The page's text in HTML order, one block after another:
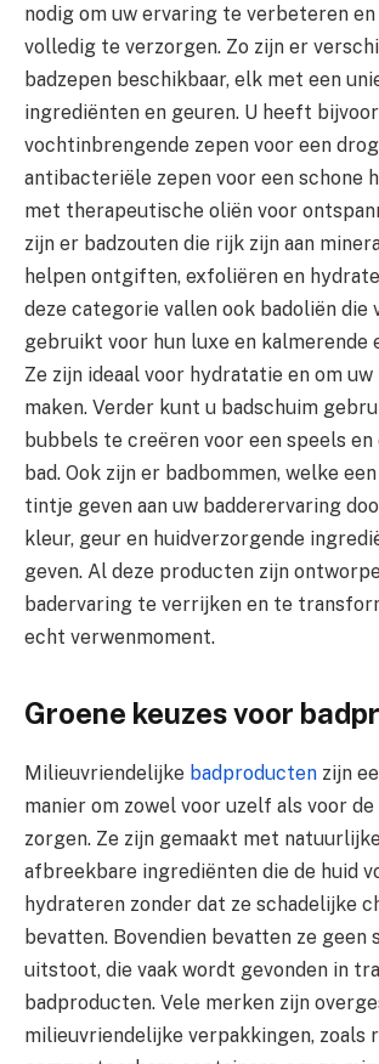
nodig om uw ervaring te verbeteren en
volledig te verzorgen. Zo zijn er
badzepen beschikbaar, elk met een
ingrediënten en geuren. U heeft
vochtinbrengende zepen voor een
antibacteriële zepen voor een schone
met therapeutische oliën voor
zijn er badzouten die rijk zijn aan
helpen ontgiften, exfoliëren en
deze categorie vallen ook badoliën die
gebruikt voor hun luxe en kalmerende
Ze zijn ideaal voor hydratatie en om
maken. Verder kunt u badschuim
bubbels te creëren voor een speels en
bad. Ook zijn er badbommen, welke
tintje geven aan uw badderervaring
kleur, geur en huidverzorgende
geven. Al deze producten zijn
badervaring te verrijken en te
echt verwenmoment.
Groene keuzes voor
Milieuvriendelijke badproducten zijn
manier om zowel voor uzelf als voor
zorgen. Ze zijn gemaakt met
afbreekbare ingrediënten die de huid
hydrateren zonder dat ze schadelijke
bevatten. Bovendien bevatten ze geen
uitstoot, die vaak wordt gevonden in
badproducten. Vele merken zijn
milieuvriendelijke verpakkingen, zoals